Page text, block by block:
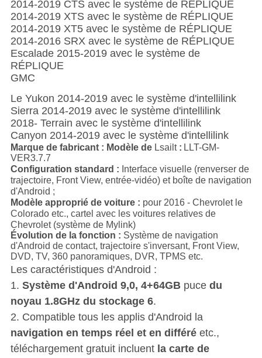
2014-2019 CTS avec le système de RÉPLIQUE
2014-2019 XTS avec le système de RÉPLIQUE
2014-2019 XT5 avec le système de RÉPLIQUE
2014-2016 SRX avec le système de RÉPLIQUE
Escalade 2015-2019 avec le système de
RÉPLIQUE
GMC
Le Yukon 2014-2019 avec le système d'intellilink
Sierra 2014-2019 avec le système d'intellilink
2018- Terrain avec le système d'intellilink
Canyon 2014-2019 avec le système d'intellilink
Marque de fabricant : Modèle deLsailt : LLT-GM-
VER3.7.7
Configuration standard : Interface visuelle (renverser de
trajectoire, Front View, entrée-vidéo) et boîte de navigation
d'Android ;
Modèle approprié de voiture : pour 2016 -Chevrolet le
Colorado etc., cartel avec les voitures relatives de
Chevrolet(système de Mylink)
Évolution de la fonction : Système de navigation
d'Android de contact, trajectoire s'inversant, Front View,
DVD, TV, 360 panoramiques, DVR, TPMS etc.
Les caractéristiques d'Android :
1. Système d'Android 9,0, 4+64GBpuce du
noyau 1.8GHz du stockage 6.
2. Compatible tous les applis d'Android la
navigation en temps réel et en différéetc.,
téléchargement gratuit incluent la carte de